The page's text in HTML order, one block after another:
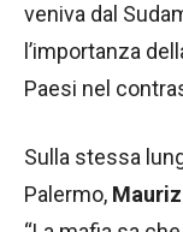
veniva dal
l’importanza
Paesi nel
Sulla stessa
Palermo,